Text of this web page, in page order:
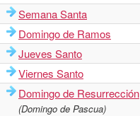
Semana Santa
Domingo de Ramos
Jueves Santo
Viernes Santo
Domingo de Resurrección
(Domingo de Pascua)